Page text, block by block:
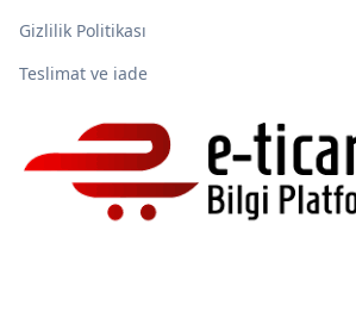
Gizlilik Politikası
Teslimat ve iade